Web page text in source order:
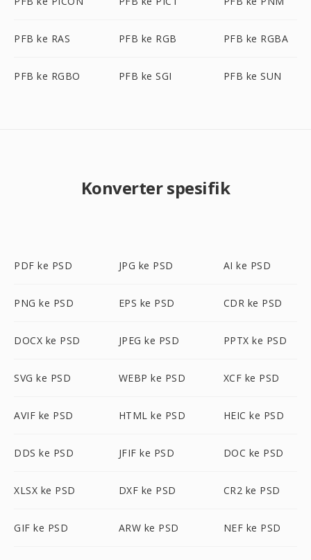
PFB ke RAS PFB ke RGB PFB ke RGBA
PFB ke RGBO PFB ke SGI PFB ke SUN
Konverter spesifik
PDF ke PSD JPG ke PSD AI ke PSD
PNG ke PSD EPS ke PSD CDR ke PSD
DOCX ke PSD JPEG ke PSD PPTX ke PSD
SVG ke PSD WEBP ke PSD XCF ke PSD
AVIF ke PSD HTML ke PSD HEIC ke PSD
DDS ke PSD JFIF ke PSD DOC ke PSD
XLSX ke PSD DXF ke PSD CR2 ke PSD
GIF ke PSD ARW ke PSD NEF ke PSD